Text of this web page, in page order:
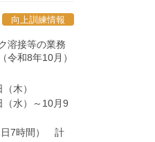
向上訓練情報
溶接等の業務
令和8年10月）
木）
）～10月9
日7時間） 計